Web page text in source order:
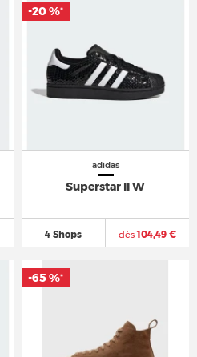
adidas
Superstar II W
4 Shops dès104,49 €
-20 %*
-65 %*